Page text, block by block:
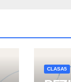
CLASA5